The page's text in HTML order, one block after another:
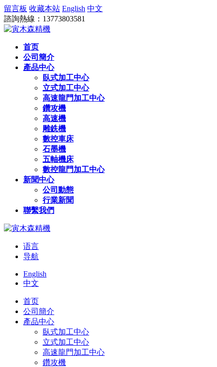
留言板 收藏本站 English 中文
諮詢熱線：13773803581
首页
公司簡介
產品中心
臥式加工中心
立式加工中心
高速龍門加工中心
鑽攻機
高速機
雕銑機
數控車床
石墨機
五軸機床
數控龍門加工中心
新聞中心
公司動態
行業新聞
聯繫我們
语言
导航
English
中文
首页
公司簡介
產品中心
臥式加工中心
立式加工中心
高速龍門加工中心
鑽攻機